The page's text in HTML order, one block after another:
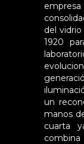
del
1920
un
manos
cuarta